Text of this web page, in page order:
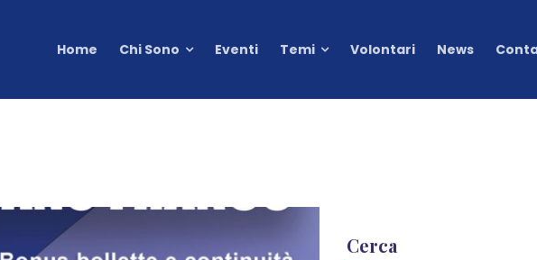
Home Chi Sono Eventi Temi Volontari News
Cerca